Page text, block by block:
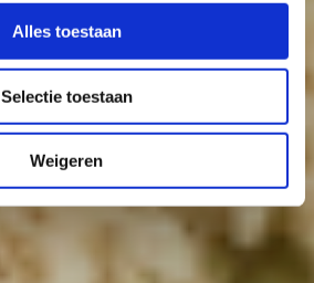
Alles toestaan
Selectie toestaan
Weigeren